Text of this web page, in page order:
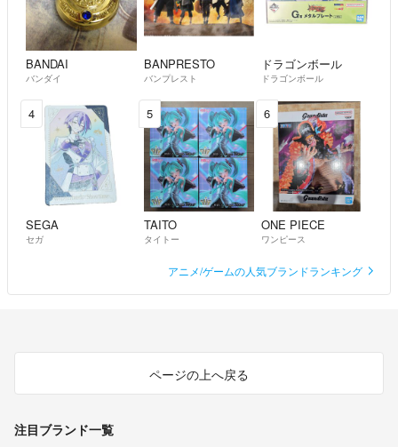
BANDAI
バンダイ
BANPRESTO
バンプレスト
ドラゴンボール
ドラゴンボール
4
SEGA
セガ
5
TAITO
タイトー
6
ONE PIECE
ワンピース
アニメ/ゲームの人気ブランドランキング
ページの上へ戻る
注目ブランド一覧